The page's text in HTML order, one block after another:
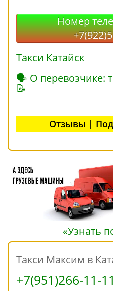
Номер
Такси Катайск
🗣 О перевозчике:
📝
Отзывы |
«Узнать
Такси Максим в
+7(951)266-11-11